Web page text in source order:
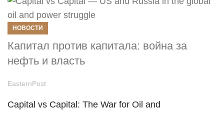
НОВОСТИ
Капитал против капитала: война за
нефть и власть
EasternPost
Capital vs Capital: The War for Oil and